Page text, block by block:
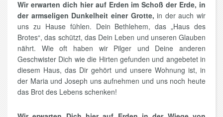
Wir erwarten dich hier auf Erden im Schoß der Erde, in
der armseligen Dunkelheit einer Grotte,in der auch wir
uns zu Hause fühlen. Dein Bethlehem, das „Haus des
Brotes“, das schützt, das Dein Leben und unseren Glauben
nährt. Wie oft haben wir Pilger und Deine anderen
Geschwister Dich wie die Hirten gefunden und angebetet in
diesem Haus, das Dir gehört und unsere Wohnung ist, in
der Maria und Joseph uns aufnehmen und uns noch heute
das Brot des Lebens schenken!